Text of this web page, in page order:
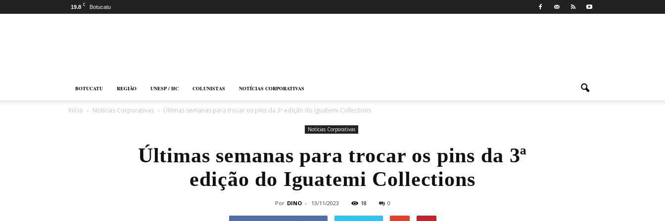
19.8 C Botucatu
BOTUCATU REGIÃO UNESP / HC COLUNISTAS NOTÍCIAS CORPORATIVAS
Início Notícias Corporativas Últimas semanas para trocar os pins da 3ª edição do Iguatemi Collections
Notícias Corporativas
Últimas semanas para trocar os pins da 3ª
edição do Iguatemi Collections
Por DINO - 13/11/2023 18 0